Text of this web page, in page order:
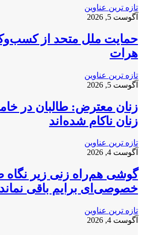
تازه ترین عناوین
آگوست 5, 2026
حمایت ملل متحد از
هرات
تازه ترین عناوین
آگوست 5, 2026
زنان معترض: طالبان در
زنان ناکام شده‌اند
تازه ترین عناوین
آگوست 4, 2026
گوشی هم‌راه زنی زیر نگاه
خصوصی‌ای برایم باقی
تازه ترین عناوین
آگوست 4, 2026